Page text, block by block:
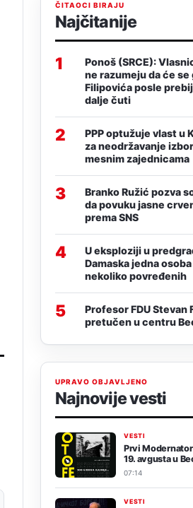
ČITAOCI BIRAJU
Najčitanije
1
Ponoš (SRCE):
ne razumeju da će se
Filipovića posle
dalje čuti
2
PPP optužuje vlast u
za neodržavanje
mesnim zajednicama
3
Branko Ružić pozva
da povuku jasne
prema SNS
4
U eksploziji u
Damaska jedna
nekoliko povređenih
5
Profesor FDU Stevan
pretučen u centru
UPRAVO OBJAVLJENO
Najnovije vesti
VESTI
Prvi Modernator
19. avgusta u
07:14
VESTI